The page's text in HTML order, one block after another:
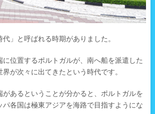
」と呼ばれる時期がありました。
に位置するポルトガルが、南へ船を派遣した
が次々に出てきたという時代です。
があるということが分かると、ポルトガルを
パ各国は極東アジアを海路で目指すようにな